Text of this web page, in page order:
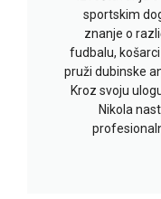
sportskim
znanje o
fudbalu,
pruži dubinske
Kroz svoju
Nikola